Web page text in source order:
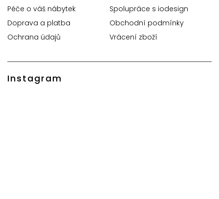
Péče o váš nábytek
Spolupráce s iodesign
Doprava a platba
Obchodní podmínky
Ochrana údajů
Vrácení zboží
Instagram